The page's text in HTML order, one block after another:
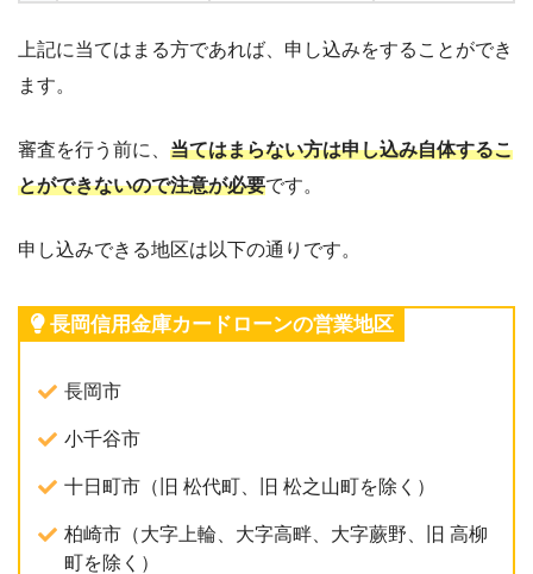
上記に当てはまる方であれば、申し込みをすることができ
ます。
審査を行う前に、 当てはまらない方は申し込み自体するこ
とができないので注意が必要です。
申し込みできる地区は以下の通りです。
長岡信用金庫カードローンの営業地区
長岡市
小千谷市
十日町市（旧 松代町、旧 松之山町を除く）
柏崎市（大字上輪、大字高畔、大字蕨野、旧 高柳
町を除く）